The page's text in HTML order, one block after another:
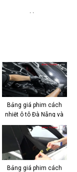
. .
Bảng giá phim cách
nhiệt ô tô Đà Nẵng và
kinh nghiệm chọn
Bảng giá phim cách